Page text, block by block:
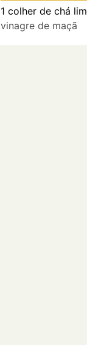
1 colher de chá
vinagre de maçã